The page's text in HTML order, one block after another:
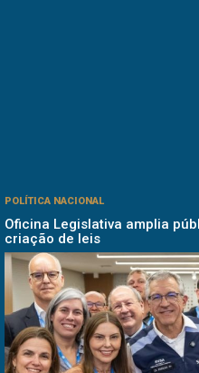
POLÍTICA NACIONAL
Oficina Legislativa amplia
criação de leis